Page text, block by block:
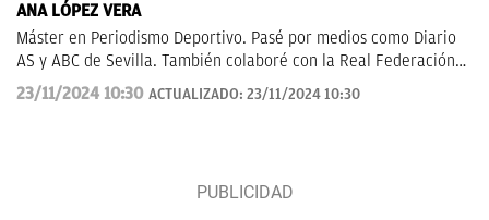
ANA LÓPEZ VERA
Máster en Periodismo Deportivo. Pasé por medios como Diario
AS y ABC de Sevilla. También colaboré con la Real Federación
de Fútbol Andaluza.
23/11/2024 10:30 ACTUALIZADO: 23/11/2024 10:30